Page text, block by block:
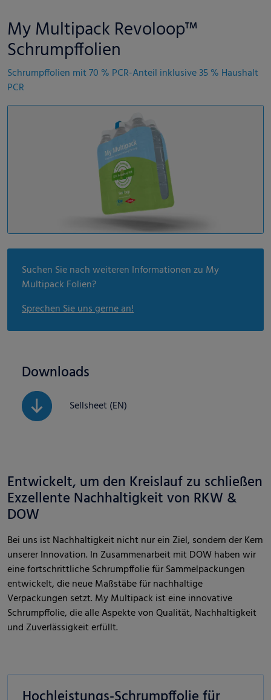
My Multipack Revoloop™
Schrumpffolien
Schrumpffolien mit 70 % PCR-Anteil inklusive 35 % Haushalt
PCR
Suchen Sie nach weiteren Informationen zu My
Multipack Folien?
Sprechen Sie uns gerne an!
Downloads
Sellsheet (EN)
Entwickelt, um den Kreislauf zu schließen
Exzellente Nachhaltigkeit von RKW &
DOW
Bei uns ist Nachhaltigkeit nicht nur ein Ziel, sondern der Kern
unserer Innovation. In Zusammenarbeit mit DOW haben wir
eine fortschrittliche Schrumpffolie für Sammelpackungen
entwickelt, die neue Maßstäbe für nachhaltige
Verpackungen setzt. My Multipack ist eine innovative
Schrumpffolie, die alle Aspekte von Qualität, Nachhaltigkeit
und Zuverlässigkeit erfüllt.